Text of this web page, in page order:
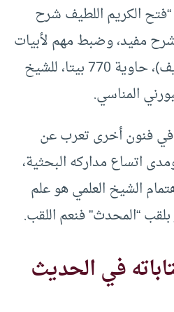
الكريم اللطيف شرح
مفيد، وضبط مهم لأبيات
منظومة (أرجوزة التصريف)، حاوية 770 بيتا، للشيخ
المناسي.
فنون أخرى تعرب عن
اتساع مداركه البحثية،
الشيخ العلمي هو علم
“المحدث” فنعم اللقب.
في الحديث